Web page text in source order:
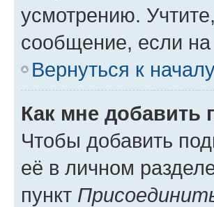
усмотрению.
сообщение, если на
Вернуться к
Как мне
Чтобы добавить
её в личном
пункт